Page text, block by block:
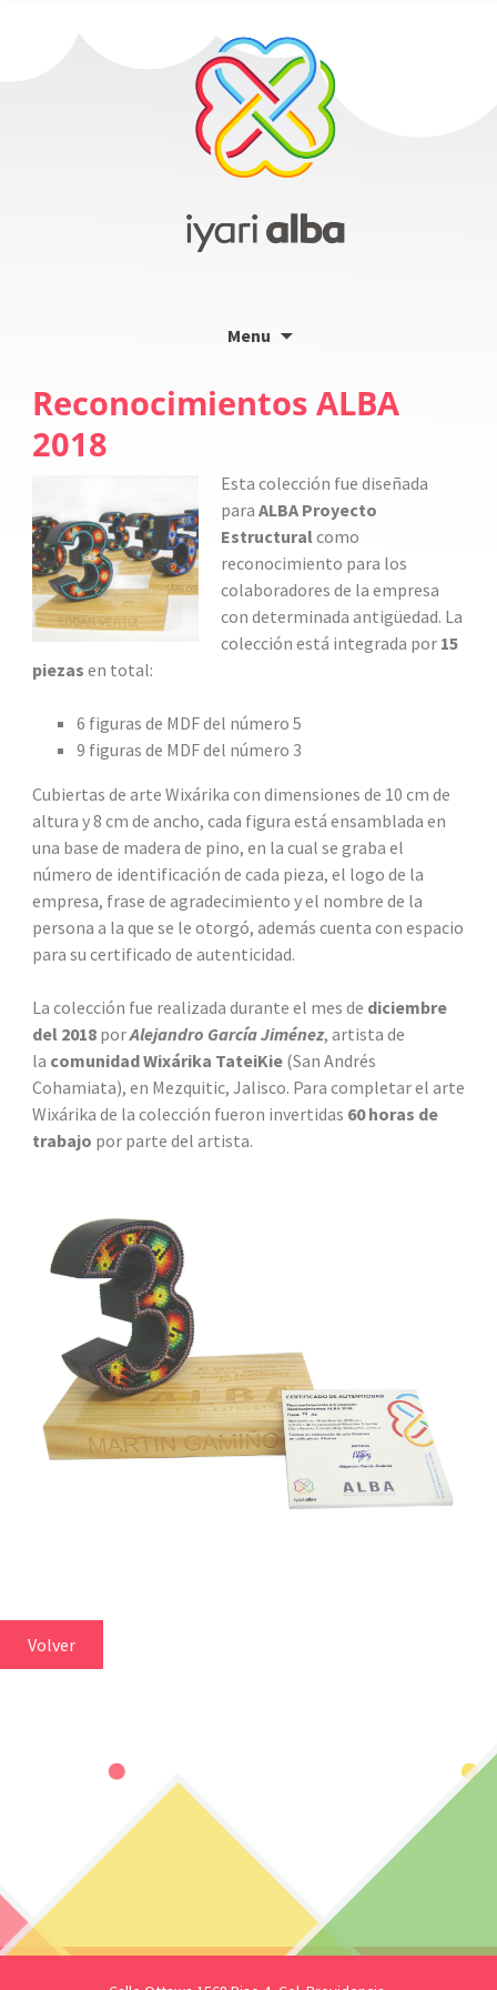
Menu
Reconocimientos ALBA
2018
Esta colección fue diseñada
para ALBA Proyecto
Estructural como
reconocimiento para los
colaboradores de la empresa
con determinada antigüedad. La
colección está integrada por 15
piezas en total:
6 figuras de MDF del número 5
9 figuras de MDF del número 3
Cubiertas de arte Wixárika con dimensiones de 10 cm de
altura y 8 cm de ancho, cada figura está ensamblada en
una base de madera de pino, en la cual se graba el
número de identificación de cada pieza, el logo de la
empresa, frase de agradecimiento y el nombre de la
persona a la que se le otorgó, además cuenta con espacio
para su certificado de autenticidad.
La colección fue realizada durante el mes de diciembre
del 2018porAlejandro García Jiménez, artista de
la comunidad Wixárika TateiKie(San Andrés
Cohamiata), en Mezquitic, Jalisco. Para completar el arte
Wixárika de la colección fueron invertidas 60 horas de
trabajo por parte del artista.
Volver